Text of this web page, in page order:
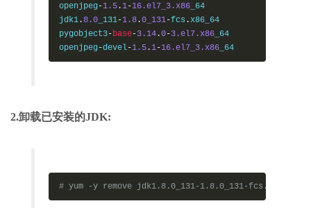
openjpeg-1.5 . 1-16.el7_3.x86 _64
jdk1 .8.0 _131-1.8 .0_131-fcs .x86_64
pygobject3-base-3.14 .0-3.el7.x86 _64
openjpeg-devel-1.5 . 1-16.el7_3.x86 _64
2.卸载已安装的JDK:
# yum -y remove jdk1.8.0_131-1.8.0_131-fcs.x86_64